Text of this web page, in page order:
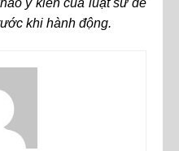
ý kiến của luật sư để
khi hành động.